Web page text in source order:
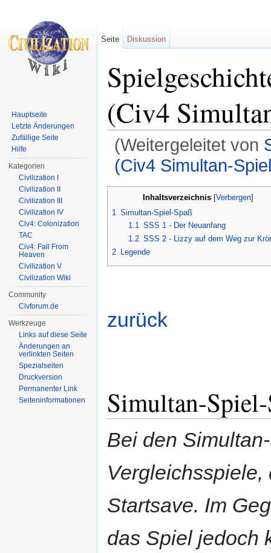
(Civ4
(Weitergeleitet von
(Civ4 Simultan-
Inhaltsverzeichnis[Verbergen]
1 Simultan-Spiel-Spaß
1.1 SSS 1 - Der Neuanfang
1.2 SSS 2 - Lizzy auf dem Weg zur
2 Legende
zurück
Simultan-
Bei den
Startsave. Im
das Spiel jedoch
Seite Diskussion
Hauptseite
Letzte Änderungen
Zufällige Seite
Hilfe
Kategorien
Civilization I
Civilization II
Civilization III
Civilization IV
Civ4: Colonization
TAC
Civ4: Fall From
Heaven
Civilization V
Civilization Wiki
Community
Civforum.de
Werkzeuge
Links auf diese Seite
Änderungen an
verlinkten Seiten
Spezialseiten
Druckversion
Permanenter Link
Seiten­informationen